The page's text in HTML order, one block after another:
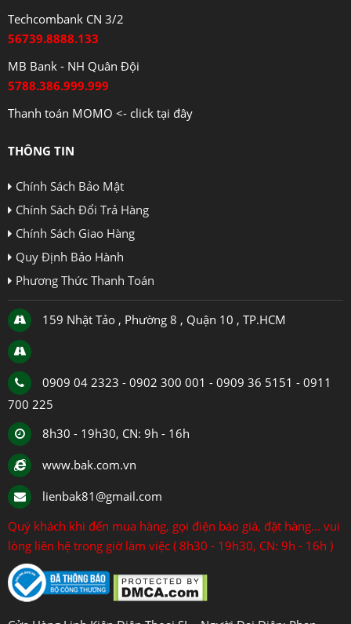
Techcombank CN 3/2
56739.8888.133
MB Bank - NH Quân Đội
5788.386.999.999
Thanh toán MOMO <- click tại đây
THÔNG TIN
Chính Sách Bảo Mật
Chính Sách Đổi Trả Hàng
Chính Sách Giao Hàng
Quy Định Bảo Hành
Phương Thức Thanh Toán
159 Nhật Tảo , Phường 8 , Quận 10 , TP.HCM
0909 04 2323 - 0902 300 001 - 0909 36 5151 - 0911
700 225
8h30 - 19h30, CN: 9h - 16h
www.bak.com.vn
lienbak81@gmail.com
Quý khách khi đến mua hàng, gọi điện báo giá, đặt hàng... vui
lòng liên hệ trong giờ làm việc ( 8h30 - 19h30, CN: 9h - 16h )